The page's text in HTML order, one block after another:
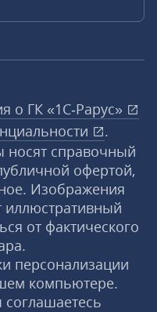
о ГК «1С‑Рарус»
.
носят справочный
офертой,
Изображения
иллюстративный
от фактического
персонализации
компьютере.
соглашаетесь